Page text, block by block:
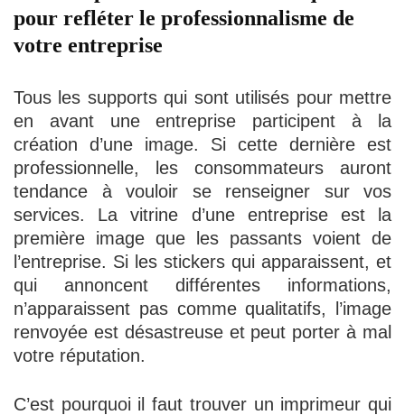
pour refléter le professionnalisme de
votre entreprise
Tous les supports qui sont utilisés pour mettre
en avant une entreprise participent à la
création d’une image. Si cette dernière est
professionnelle, les consommateurs auront
tendance à vouloir se renseigner sur vos
services. La vitrine d’une entreprise est la
première image que les passants voient de
l’entreprise. Si les stickers qui apparaissent, et
qui annoncent différentes informations,
n’apparaissent pas comme qualitatifs, l’image
renvoyée est désastreuse et peut porter à mal
votre réputation.
C’est pourquoi il faut trouver un imprimeur qui